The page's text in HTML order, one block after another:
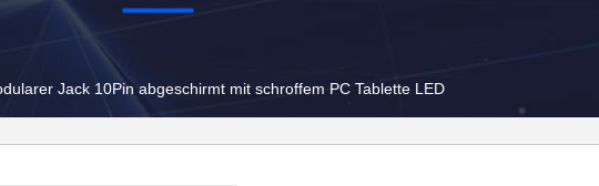
Jack 10Pin abgeschirmt mit schroffem PC Tablette LED